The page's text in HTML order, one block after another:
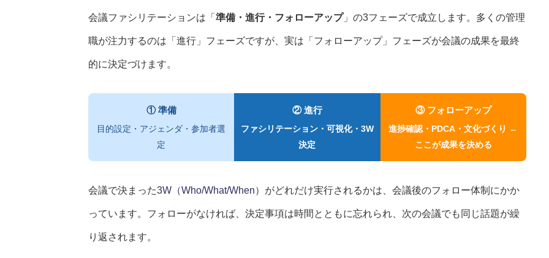
COMPANY
会議ファシリテーションは「 準備・進行・フォローアップ」の3フェーズで成立します。多くの管理
職が注力するのは「進行」フェーズですが、実は「フォローアップ」フェーズが会議の成果を最終
的に決定づけます。
① 準備
目的設定・アジェンダ・参加者選
定
② 進行
ファシリテーション・可視化・3W
決定
③ フォローアップ
進捗確認・PDCA・文化づくり ←
ここが成果を決める
会議で決まった3W（Who/What/When） がどれだけ実行されるかは、会議後のフォロー体制にかか
っています。フォローがなければ、決定事項は時間とともに忘れられ、次の会議でも同じ話題が繰
り返されます。